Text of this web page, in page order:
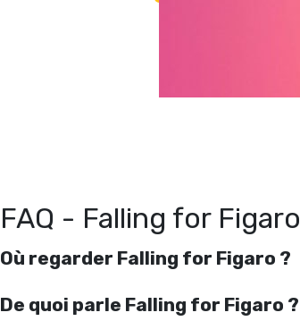
FAQ - Falling for Figaro
Où regarder Falling for Figaro ?
De quoi parle Falling for Figaro ?